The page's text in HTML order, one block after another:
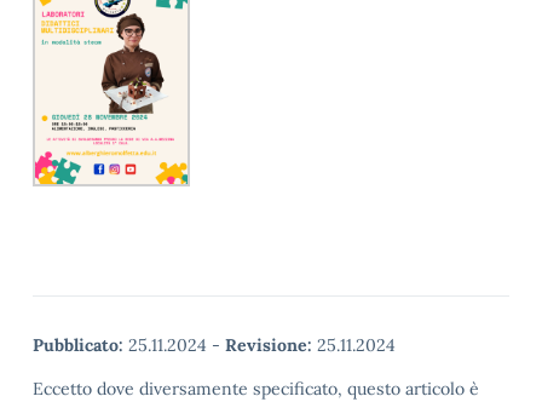
Pubblicato: 25.11.2024 - Revisione: 25.11.2024
Eccetto dove diversamente specificato, questo articolo è